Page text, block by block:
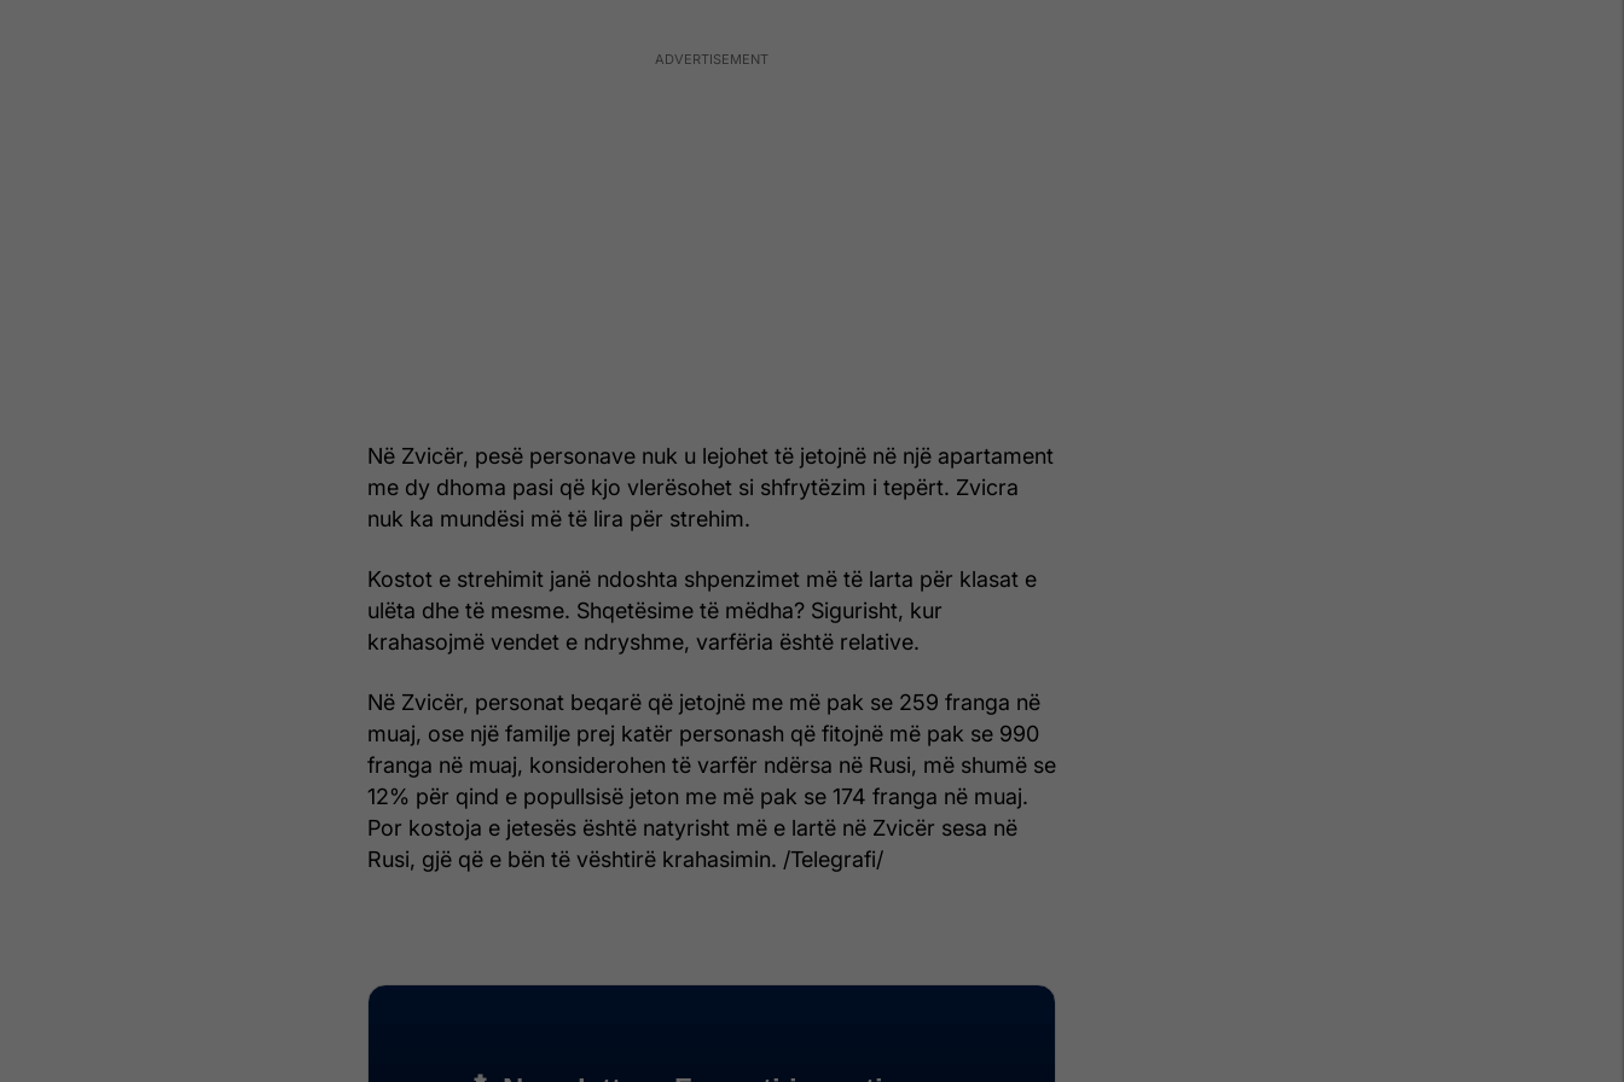
Në Zvicër, pesë personave nuk u lejohet të jetojnë në një apartament
me dy dhoma pasi që kjo vlerësohet si shfrytëzim i tepërt. Zvicra
nuk ka mundësi më të lira për strehim.
Kostot e strehimit janë ndoshta shpenzimet më të larta për klasat e
ulëta dhe të mesme. Shqetësime të mëdha? Sigurisht, kur
krahasojmë vendet e ndryshme, varfëria është relative.
Në Zvicër, personat beqarë që jetojnë me më pak se 259 franga në
muaj, ose një familje prej katër personash që fitojnë më pak se 990
franga në muaj, konsiderohen të varfër ndërsa në Rusi, më shumë se
12% për qind e popullsisë jeton me më pak se 174 franga në muaj.
Por kostoja e jetesës është natyrisht më e lartë në Zvicër sesa në
Rusi, gjë që e bën të vështirë krahasimin. /Telegrafi/